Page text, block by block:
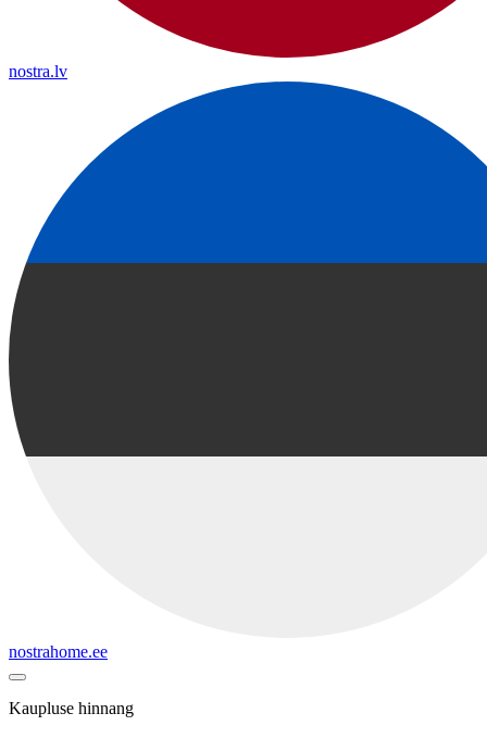
nostra.lv
nostrahome.ee
Kaupluse hinnang